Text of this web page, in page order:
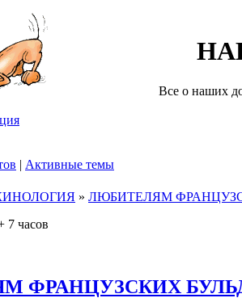
Все о наших
| Активные темы
» ЛЮБИТЕЛЯМ
7 часов
ФРАНЦУЗСКИХ